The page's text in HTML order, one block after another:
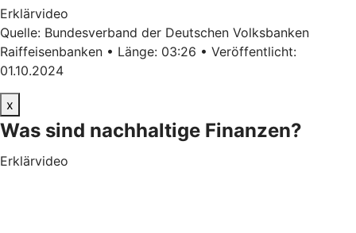
Erklärvideo
Quelle: Bundesverband der Deutschen Volksbanken
Raiffeisenbanken • Länge: 03:26 • Veröffentlicht:
01.10.2024
x
Was sind nachhaltige Finanzen?
Erklärvideo